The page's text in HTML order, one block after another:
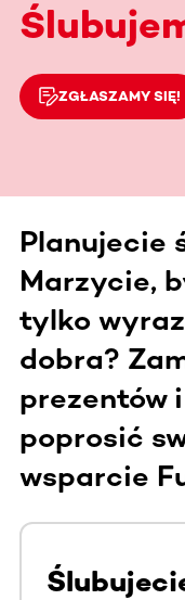
ZGŁASZAMY SIĘ!
Planujecie
Marzycie,
tylko
dobra?
prezentów
poprosić
wsparcie